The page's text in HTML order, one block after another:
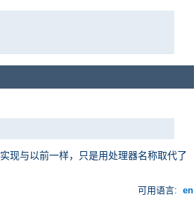
现与以前一样，只是用处理器名称取代了
可用语言: en